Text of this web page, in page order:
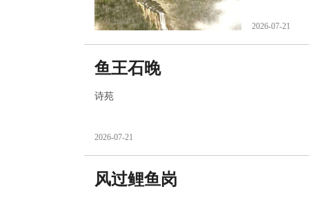
2026-07-21
鱼王石晚
诗苑
2026-07-21
风过鲤鱼岗